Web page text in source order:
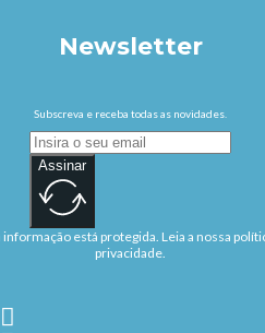
Newsletter
Subscreva e receba todas as novidades.
Assinar
informação está protegida. Leia a nossa
privacidade.